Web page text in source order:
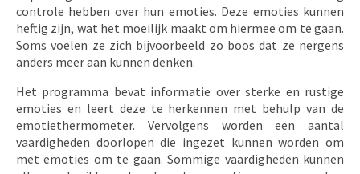
controle hebben over hun emoties. Deze emoties kunnen
heftig zijn, wat het moeilijk maakt om hiermee om te gaan.
Soms voelen ze zich bijvoorbeeld zo boos dat ze nergens
anders meer aan kunnen denken.
Het programma bevat informatie over sterke en rustige
emoties en leert deze te herkennen met behulp van de
emotiethermometer. Vervolgens worden een aantal
vaardigheden doorlopen die ingezet kunnen worden om
met emoties om te gaan. Sommige vaardigheden kunnen